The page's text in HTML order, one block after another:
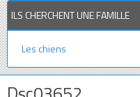
ILS CHERCHENT UNE FAMILLE
Les chiens